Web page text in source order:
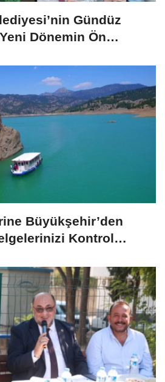
Gündüz
Dönemin Ön
Büyükşehir’den
Kontrol